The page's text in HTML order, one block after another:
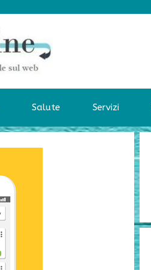
Salute Servizi